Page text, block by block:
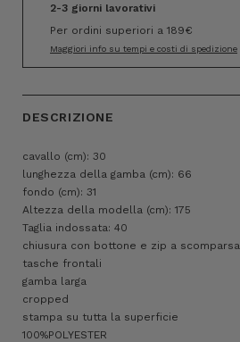
2-3 giorni lavorativi
Per ordini superiori a 189€
Maggiori info su tempi e costi di spedizione
DESCRIZIONE
cavallo (cm): 30
lunghezza della gamba (cm): 66
fondo (cm): 31
Altezza della modella (cm): 175
Taglia indossata: 40
chiusura con bottone e zip a scomparsa
tasche frontali
gamba larga
cropped
stampa su tutta la superficie
100%POLYESTER